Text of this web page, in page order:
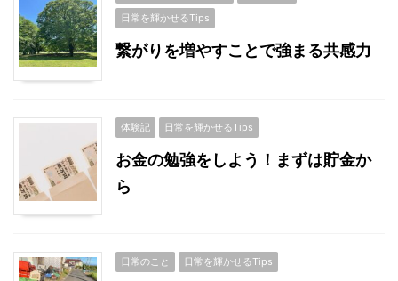
日常を輝かせるTips
繋がりを増やすことで強まる共感力
体験記 日常を輝かせるTips
お金の勉強をしよう！まずは貯金か
ら
日常のこと 日常を輝かせるTips